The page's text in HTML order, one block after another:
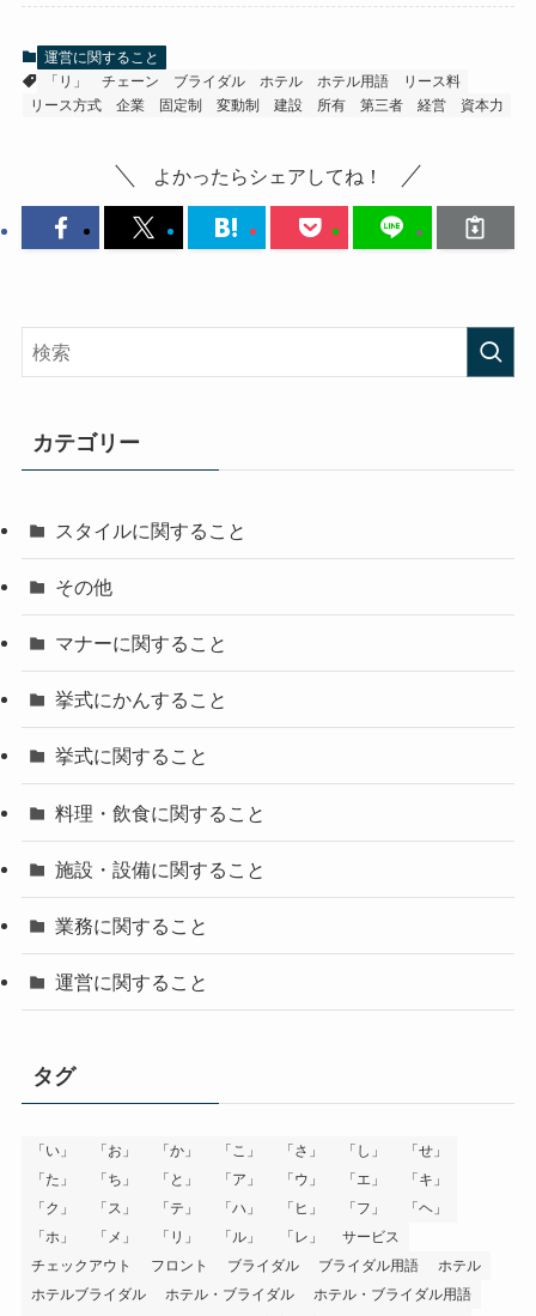
運営に関すること
「リ」
チェーン ブライダル ホテル ホテル用語
リース料
リース方式
企業 固定制 変動制 建設 所有 第三者 経営 資本力
よかったらシェアしてね！
カテゴリー
スタイルに関すること
その他
マナーに関すること
挙式にかんすること
挙式に関すること
料理・飲食に関すること
施設・設備に関すること
業務に関すること
運営に関すること
タグ
「い」 「お」 「か」 「こ」 「さ」 「し」
「せ」
「た」
「ち」 「と」 「ア」 「ウ」 「エ」
「キ」
「ク」
「ス」 「テ」 「ハ」 「ヒ」 「フ」
「ヘ」
「ホ」
「メ」 「リ」 「ル」 「レ」
サービス
チェックアウト
フロント ブライダル ブライダル用語
ホテル
ホテルブライダル
ホテル・ブライダル
ホテル・ブライダル用語